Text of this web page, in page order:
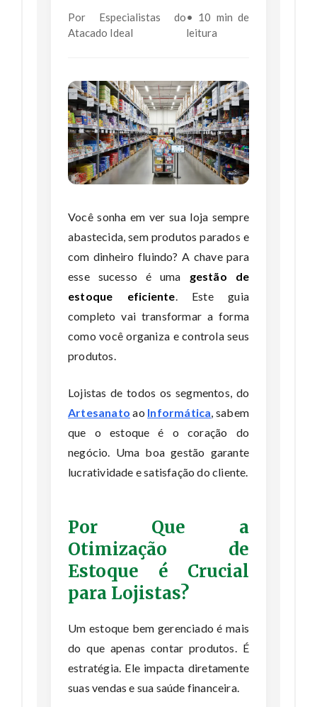
Por Especialistas do
Atacado Ideal
• 10 min de
leitura
Você sonha em ver sua loja sempre
abastecida, sem produtos parados e
com dinheiro fluindo? A chave para
esse sucesso é uma gestão de
estoque eficiente. Este guia
completo vai transformar a forma
como você organiza e controla seus
produtos.
Lojistas de todos os segmentos, do
Artesanato ao Informática, sabem
que o estoque é o coração do
negócio. Uma boa gestão garante
lucratividade e satisfação do cliente.
Por Que a
Otimização de
Estoque é Crucial
para Lojistas?
Um estoque bem gerenciado é mais
do que apenas contar produtos. É
estratégia. Ele impacta diretamente
suas vendas e sua saúde financeira.